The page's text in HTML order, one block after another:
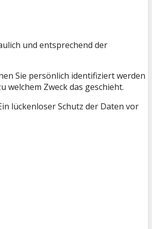
und entsprechend der
Sie persönlich identifiziert werden
Zweck das geschieht.
lückenloser Schutz der Daten vor